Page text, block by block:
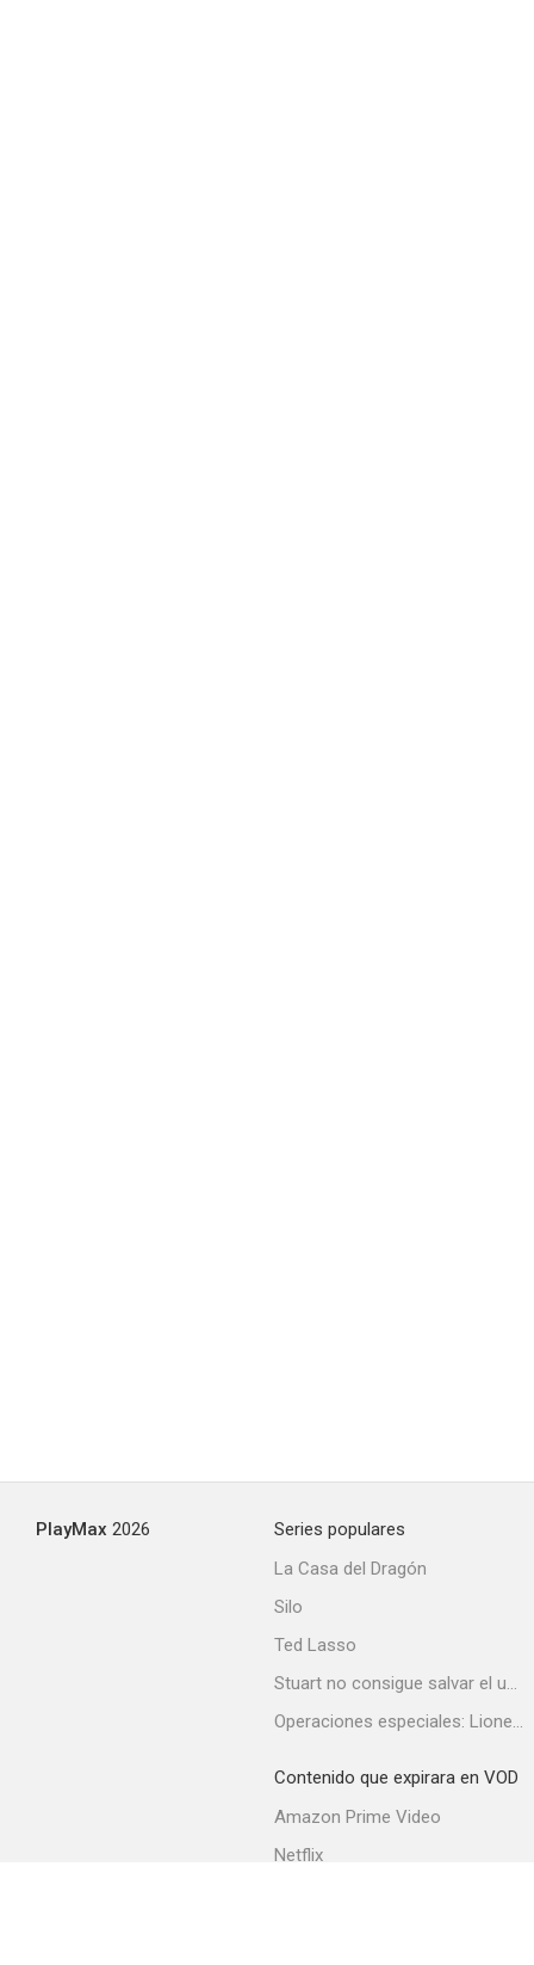
PlayMax 2026
Series populares
La Casa del Dragón
Silo
Ted Lasso
Stuart no consigue salvar el universo
Operaciones especiales: Lioness
Contenido que expirara en VOD
Amazon Prime Video
Netflix